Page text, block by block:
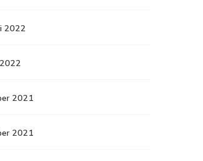
2022
2021
2021